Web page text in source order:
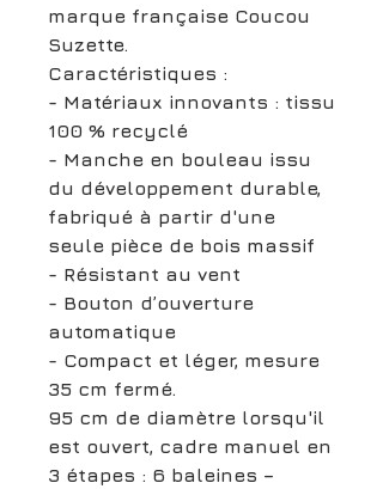
marque française Coucou
Suzette.
Caractéristiques :
- Matériaux innovants : tissu
100 % recyclé
- Manche en bouleau issu
du développement durable,
fabriqué à partir d'une
seule pièce de bois massif
- Résistant au vent
- Bouton d’ouverture
automatique
- Compact et léger, mesure
35 cm fermé.
95 cm de diamètre lorsqu'il
est ouvert, cadre manuel en
3 étapes : 6 baleines –